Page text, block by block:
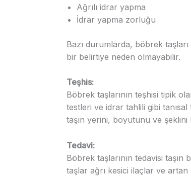
Ağrılı idrar yapma
İdrar yapma zorluğu
Bazı durumlarda, böbrek
bir belirtiye neden olmayabilir.
Teşhis:
Böbrek taşlarının teşhisi tipik
testleri ve idrar tahlili gibi
taşın yerini, boyutunu ve şeklini
Tedavi:
Böbrek taşlarının tedavisi
taşlar ağrı kesici ilaçlar ve artan